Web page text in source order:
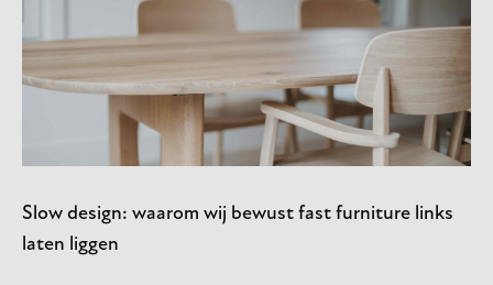
Slow design: waarom wij bewust fast furniture links
laten liggen